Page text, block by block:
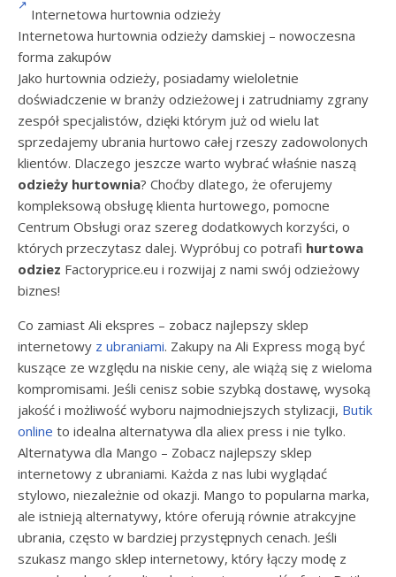
Internetowa hurtownia odzieży
Internetowa hurtownia odzieży damskiej – nowoczesna
forma zakupów
Jako hurtownia odzieży, posiadamy wieloletnie
doświadczenie w branży odzieżowej i zatrudniamy zgrany
zespół specjalistów, dzięki którym już od wielu lat
sprzedajemy ubrania hurtowo całej rzeszy zadowolonych
klientów. Dlaczego jeszcze warto wybrać właśnie naszą
odzieży hurtownia? Choćby dlatego, że oferujemy
kompleksową obsługę klienta hurtowego, pomocne
Centrum Obsługi oraz szereg dodatkowych korzyści, o
których przeczytasz dalej. Wypróbuj co potrafi hurtowa
odziez Factoryprice.eu i rozwijaj z nami swój odzieżowy
biznes!
Co zamiast Ali ekspres – zobacz najlepszy sklep
internetowy z ubraniami. Zakupy na Ali Express mogą być
kuszące ze względu na niskie ceny, ale wiążą się z wieloma
kompromisami. Jeśli cenisz sobie szybką dostawę, wysoką
jakość i możliwość wyboru najmodniejszych stylizacji, Butik
online to idealna alternatywa dla aliex press i nie tylko.
Alternatywa dla Mango – Zobacz najlepszy sklep
internetowy z ubraniami. Każda z nas lubi wyglądać
stylowo, niezależnie od okazji. Mango to popularna marka,
ale istnieją alternatywy, które oferują równie atrakcyjne
ubrania, często w bardziej przystępnych cenach. Jeśli
szukasz mango sklep internetowy, który łączy modę z